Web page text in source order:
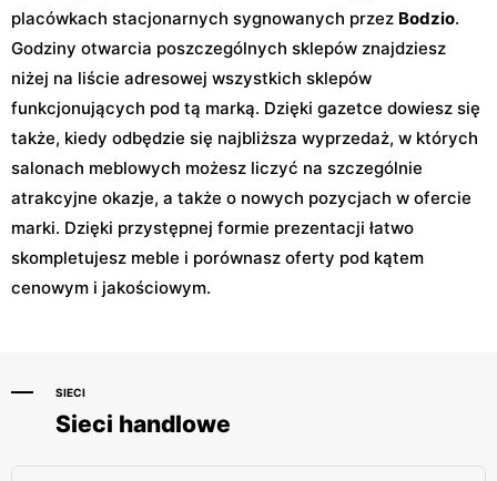
placówkach stacjonarnych sygnowanych przez Bodzio.
Godziny otwarcia poszczególnych sklepów znajdziesz
niżej na liście adresowej wszystkich sklepów
funkcjonujących pod tą marką. Dzięki gazetce dowiesz się
także, kiedy odbędzie się najbliższa wyprzedaż, w których
salonach meblowych możesz liczyć na szczególnie
atrakcyjne okazje, a także o nowych pozycjach w ofercie
marki. Dzięki przystępnej formie prezentacji łatwo
skompletujesz meble i porównasz oferty pod kątem
cenowym i jakościowym.
SIECI
Sieci handlowe